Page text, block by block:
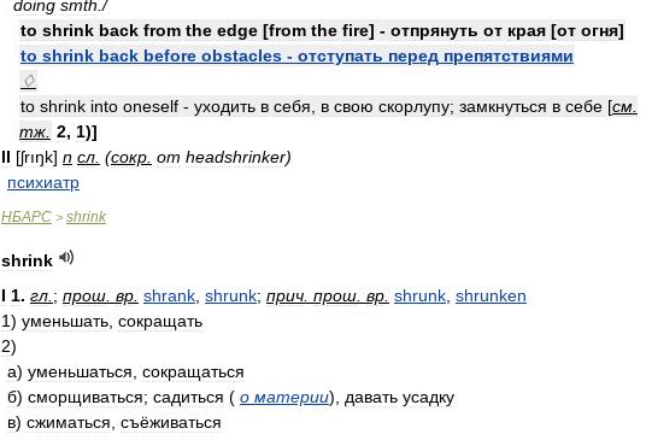
doing smth ./
to shrink back from the edge [from the fire] - отпрянуть от края [от огня]
to shrink back before obstacles - отступать перед препятствиями
♢
to shrink into oneself - уходить в себя в свою скорлупу; замкнуться в себе [см
тж 2, 1)]
II [ʃrıŋk] n сл (сокр от headshrinker)
психиатр
НБАРС > shrink
shrink
I 1. гл ; прош вр shrank shrunk; прич прош вр shrunk shrunken
1) уменьшать сокращать
2)
а) уменьшаться сокращаться
б) сморщиваться; садиться ( о материи) давать усадку
в) сжиматься съёживаться